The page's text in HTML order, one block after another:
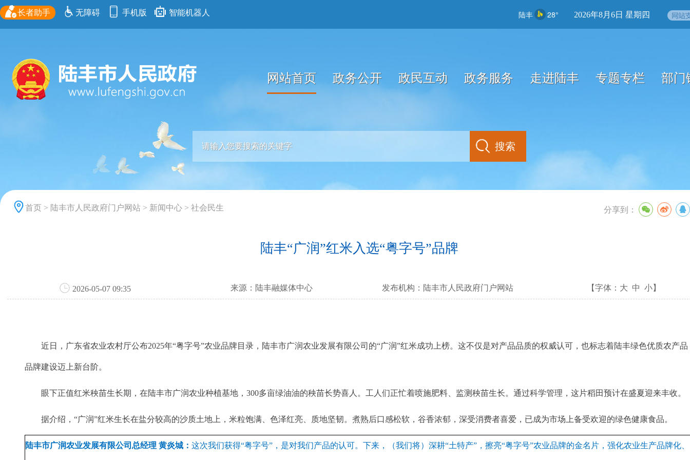
长者助手 无障碍 手机版 智能机器人 陆丰 28° 2026年8月6日 星期四
网站首页 政务公开 政民互动 政务服务 走进陆丰 专题专栏 部门
首页 > 陆丰市人民政府门户网站 > 新闻中心 > 社会民生 分享到：
陆丰“广润”红米入选“粤字号”品牌
2026-05-07 09:35 来源： 陆丰融媒体中心 发布机构： 陆丰市人民政府门户网站 【字体： 大 中 小】
近日，广东省农业农村厅公布2025年“粤字号”农业品牌目录，陆丰市广润农业发展有限公司的“广润”红米成功上榜。这不仅是对产品品质的权威认可，也标志着陆丰绿色优质农产品
品牌建设迈上新台阶。
眼下正值红米秧苗生长期，在陆丰市广润农业种植基地，300多亩绿油油的秧苗长势喜人。工人们正忙着喷施肥料、监测秧苗生长。通过科学管理，这片稻田预计在盛夏迎来丰收。
据介绍，“广润”红米生长在盐分较高的沙质土地上，米粒饱满、色泽红亮、质地坚韧。煮熟后口感松软，谷香浓郁，深受消费者喜爱，已成为市场上备受欢迎的绿色健康食品。
陆丰市广润农业发展有限公司总经理 黄炎城：这次我们获得“粤字号”，是对我们产品的认可。下来，（我们将）深耕“土特产”，擦亮“粤字号”农业品牌的金名片，强化农业生产品牌化、